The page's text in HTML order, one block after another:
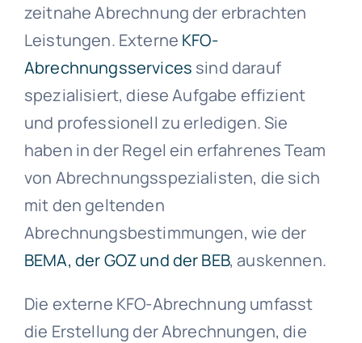
zeitnahe Abrechnung der erbrachten
Leistungen. Externe KFO-
Abrechnungsservices sind darauf
spezialisiert, diese Aufgabe effizient
und professionell zu erledigen. Sie
haben in der Regel ein erfahrenes Team
von Abrechnungsspezialisten, die sich
mit den geltenden
Abrechnungsbestimmungen, wie der
BEMA, der GOZ und der BEB, auskennen.
Die externe KFO-Abrechnung umfasst
die Erstellung der Abrechnungen, die